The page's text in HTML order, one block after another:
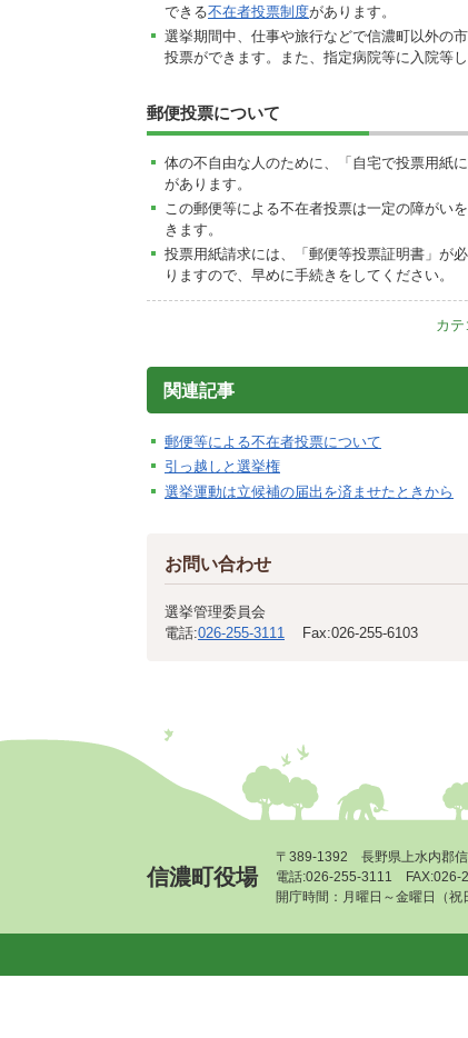
できる不在者投票制度があります。
選挙期間中、仕事や旅行などで信濃町以外の
投票ができます。また、指定病院等に入院等
郵便投票について
体の不自由な人のために、「自宅で投票用紙
があります。
この郵便等による不在者投票は一定の障がい
きます。
投票用紙請求には、「郵便等投票証明書」が
りますので、早めに手続きをしてください。
カテ
関連記事
郵便等による不在者投票について
引っ越しと選挙権
選挙運動は立候補の届出を済ませたときから
お問い合わせ
選挙管理委員会
電話:026-255-3111 Fax:026-255-6103
信濃町役場
〒389-1392 長野県上水内郡
電話:026-255-3111
開庁時間：月曜日～金曜日（